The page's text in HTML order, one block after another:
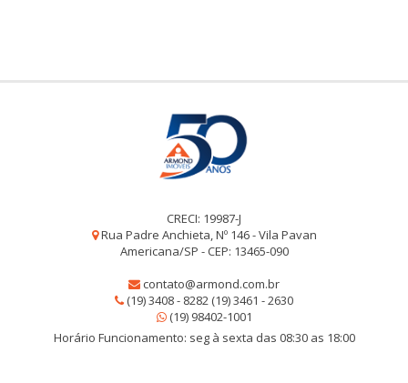
CRECI: 19987-J
Rua Padre Anchieta, Nº 146 - Vila Pavan
Americana/SP - CEP: 13465-090
contato@armond.com.br
(19) 3408 - 8282 (19) 3461 - 2630
(19) 98402-1001
Horário Funcionamento: seg à sexta das 08:30 as 18:00